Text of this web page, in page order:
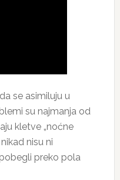
se asimiluju u
su najmanja od
kletve „noćne
nisu ni
preko pola